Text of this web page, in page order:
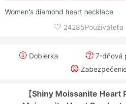
Women's diamond heart necklace
Dobierka
7-dňová
【Shiny Moissanite Heart